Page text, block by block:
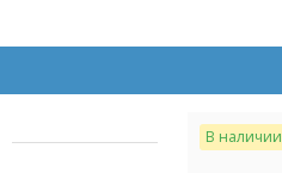
В наличии